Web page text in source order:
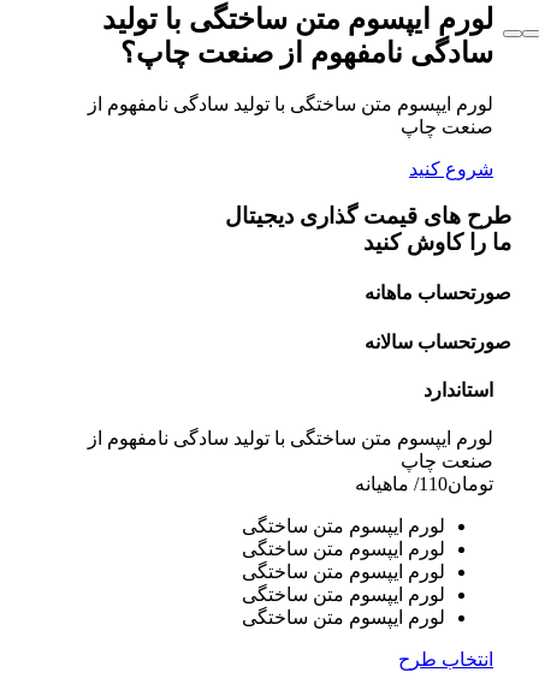
لورم ایپسوم متن ساختگی با تولید
سادگی نامفهوم از صنعت چاپ؟
لورم ایپسوم متن ساختگی با تولید سادگی نامفهوم از
صنعت چاپ
شروع کنید
طرح های قیمت گذاری دیجیتال
ما را کاوش کنید
صورتحساب ماهانه
صورتحساب سالانه
استاندارد
لورم ایپسوم متن ساختگی با تولید سادگی نامفهوم از
صنعت چاپ
تومان110/ ماهیانه
لورم ایپسوم متن ساختگی
لورم ایپسوم متن ساختگی
لورم ایپسوم متن ساختگی
لورم ایپسوم متن ساختگی
لورم ایپسوم متن ساختگی
انتخاب طرح